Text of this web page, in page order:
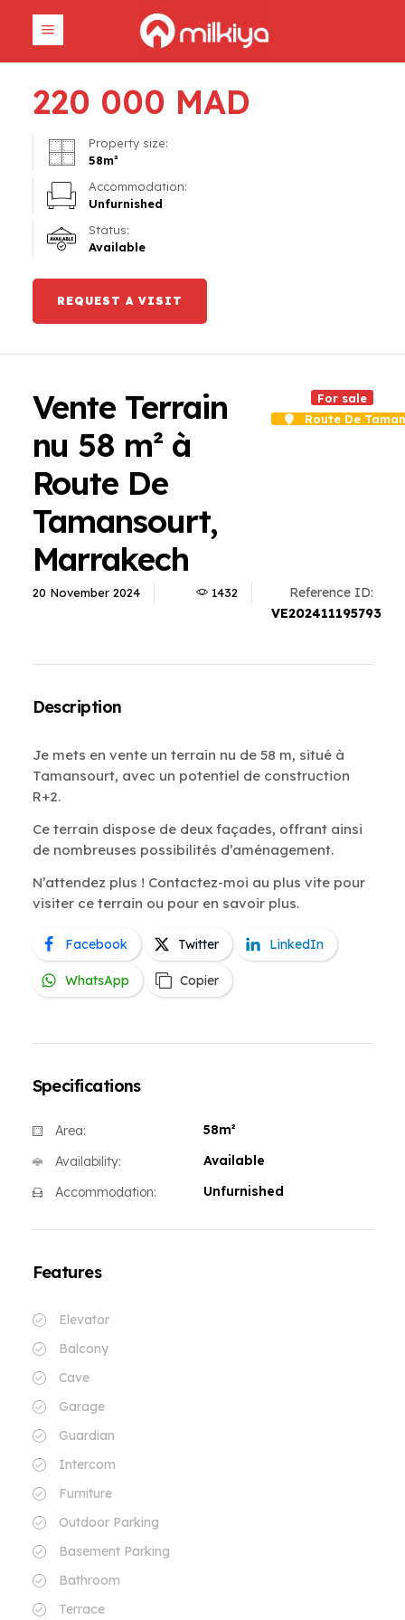
220 000 MAD
Property size:
58m²
Accommodation:
Unfurnished
Status:
Available
REQUEST A VISIT
Vente Terrain
nu 58 m² à
Route De
Tamansourt,
Marrakech
For sale
Route De
20 November 2024 1432
Reference ID:
VE202411195793
Description
Je mets en vente un terrain nu de 58 m, situé à
Tamansourt, avec un potentiel de construction
R+2.
Ce terrain dispose de deux façades, offrant ainsi
de nombreuses possibilités d’aménagement.
N’attendez plus ! Contactez-moi au plus vite pour
visiter ce terrain ou pour en savoir plus.
Facebook Twitter LinkedIn
WhatsApp Copier
Specifications
Area:
58m²
Availability:
Available
Accommodation:
Unfurnished
Features
Elevator
Balcony
Cave
Garage
Guardian
Intercom
Furniture
Outdoor Parking
Basement Parking
Bathroom
Terrace